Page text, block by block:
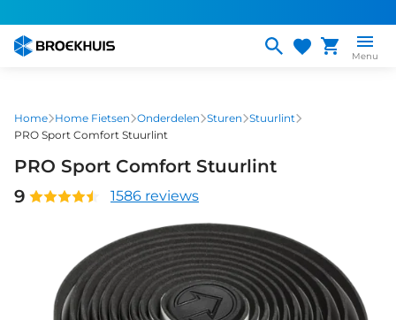
naar
gaan
Menu
Home Home Fietsen Onderdelen Sturen Stuurlint
PRO Sport Comfort Stuurlint
PRO Sport Comfort Stuurlint
9
1586 reviews